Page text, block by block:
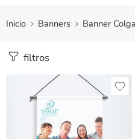
Inicio Banners Banner
filtros